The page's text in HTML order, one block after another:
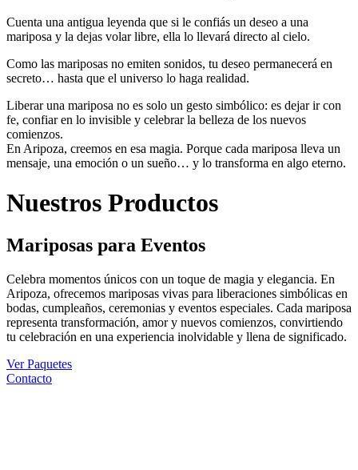
Cuenta una antigua leyenda que si le confiás un deseo a una
mariposa y la dejas volar libre, ella lo llevará directo al cielo.
Como las mariposas no emiten sonidos, tu deseo permanecerá en
secreto… hasta que el universo lo haga realidad.
Liberar una mariposa no es solo un gesto simbólico: es dejar ir con
fe, confiar en lo invisible y celebrar la belleza de los nuevos
comienzos.
En Aripoza, creemos en esa magia. Porque cada mariposa lleva un
mensaje, una emoción o un sueño… y lo transforma en algo eterno.
Nuestros Productos
Mariposas para Eventos
Celebra momentos únicos con un toque de magia y elegancia. En
Aripoza, ofrecemos mariposas vivas para liberaciones simbólicas en
bodas, cumpleaños, ceremonias y eventos especiales. Cada mariposa
representa transformación, amor y nuevos comienzos, convirtiendo
tu celebración en una experiencia inolvidable y llena de significado.
Ver Paquetes
Contacto